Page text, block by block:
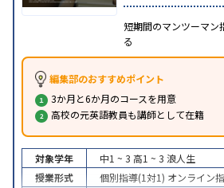
短期間のマンツーマン
る
編集部のおすすめポイント
3か月と6か月のコースを用意
高校の元英語教員も講師として在籍
対象学年 中1 ~ 3 高1 ~ 3 浪人生
授業形式
個別指導(1対1) オンライン